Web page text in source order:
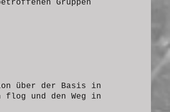
Gruppen
über der Basis in
flog und den Weg in